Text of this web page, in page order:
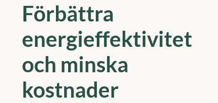
Förbättra
energieffektivitet
och minska
kostnader